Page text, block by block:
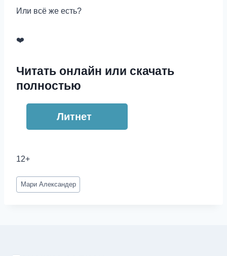
Или всё же есть?
‍❤️‍
Читать онлайн или скачать
полностью
Литнет
12+
Метки
записи:
Мари Александер